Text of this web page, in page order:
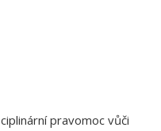
pravomoc vůči